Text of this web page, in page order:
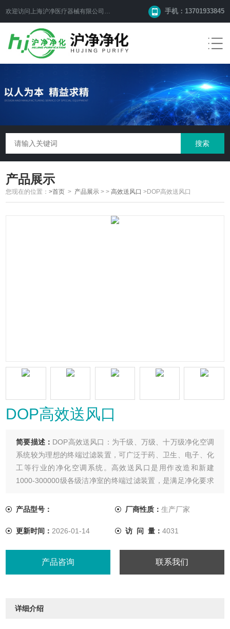
欢迎访问上海沪净医疗器械有限公司网站！ 手机：13701933845
产品展示
您现在的位置：>首页 > 产品展示 > >高效送风口 >DOP高效送风口
DOP高效送风口
简要描述： DOP高效送风口：为千级、万级、十万级净化空调
系统较为理想的终端过滤装置，可广泛于药、卫生、电子、化
工等行业的净化空调系统。高效送风口是用作改造和新建
1000-300000级各级洁净室的终端过滤装置，是满足净化要求
与风管的接口可为顶接或侧接
产品型号： 厂商性质： 生产厂家
更新时间： 2026-01-14 访 问 量： 4031
产品咨询 联系我们
详细介绍